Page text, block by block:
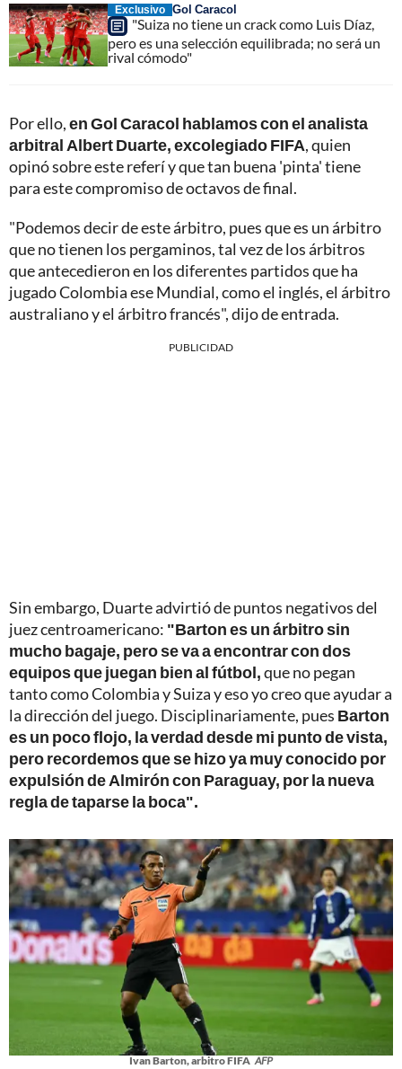
Exclusivo Gol Caracol
"Suiza no tiene un crack como Luis Díaz,
pero es una selección equilibrada; no será un
rival cómodo"
Por ello,en Gol Caracol hablamos con el analista
arbitral Albert Duarte, excolegiado FIFA, quien
opinó sobre este referí y que tan buena 'pinta' tiene
para este compromiso de octavos de final.
"Podemos decir de este árbitro, pues que es un árbitro
que no tienen los pergaminos, tal vez de los árbitros
que antecedieron en los diferentes partidos que ha
jugado Colombia ese Mundial, como el inglés, el árbitro
australiano y el árbitro francés", dijo de entrada.
PUBLICIDAD
Sin embargo, Duarte advirtió de puntos negativos del
juez centroamericano: "Barton es un árbitro sin
mucho bagaje, pero se va a encontrar con dos
equipos que juegan bien al fútbol,que no pegan
tanto como Colombia y Suiza y eso yo creo que ayudar a
la dirección del juego. Disciplinariamente, pues Barton
es un poco flojo, la verdad desde mi punto de vista,
pero recordemos que se hizo ya muy conocido por
expulsión de Almirón con Paraguay, por la nueva
regla de taparse la boca".
Ivan Barton, arbitro FIFA AFP